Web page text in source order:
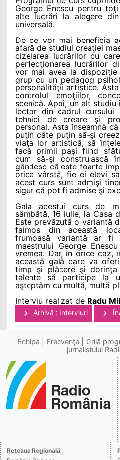
George Enescu pentru
alte lucrări la alegere din
universală.
De ce vor mai beneficia
afară de studiul creaţiei
cizelarea lucrărilor cu
perfecţionarea lucrărilor
vor mai avea la
grup cu un pedagog
personalităţii artistice.
controlul emoţiilor,
scenică. Apoi, un alt
lector din cadrul
tehnici de creare şi
personal. Asta înseamnă
puţin câte puţin să-şi
viaţa lor artistică, să
facă primii paşi fiind
cum să-şi construiască
gândesc că este foarte
orice vârstă, fie ei elevi
acest curs sunt admişi
sigur că pot fi admise şi
Gala acestui curs de
sâmbătă, 16 iulie, la Casa
Este prevăzută o variantă
faimos din această
frumoasă variantă ar fi
maestrului George
vremea. Dar, în orice caz,
această gală care va
timp şi plăcere şi
talente să participe la
aşteptăm cu multă, multă
Interviu realizat de Radu
Arhivă : Interviuri
Echipa Frecvenţe Grilă
jurnalistului
Reţeaua Regională